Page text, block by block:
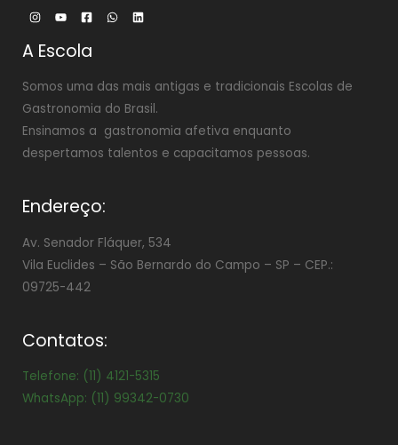
A Escola
Somos uma das mais antigas e tradicionais Escolas de
Gastronomia do Brasil.
Ensinamos a gastronomia afetiva enquanto
despertamos talentos e capacitamos pessoas.
Endereço:
Av. Senador Fláquer, 534
Vila Euclides – São Bernardo do Campo – SP – CEP.:
09725-442
Contatos:
Telefone: (11) 4121-5315
WhatsApp: (11) 99342-0730